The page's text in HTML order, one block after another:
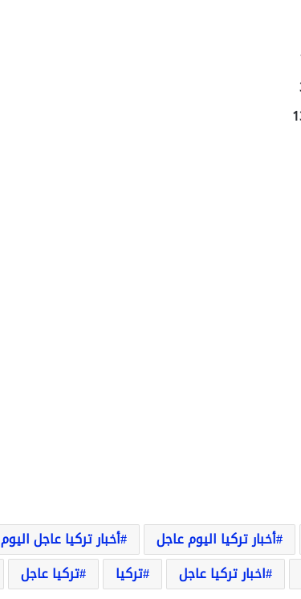
أخبار تركيا اليوم عاجل
أخبار تركيا عاجل اليوم
اخبار تركيا عاجل تركيا تركيا عاجل